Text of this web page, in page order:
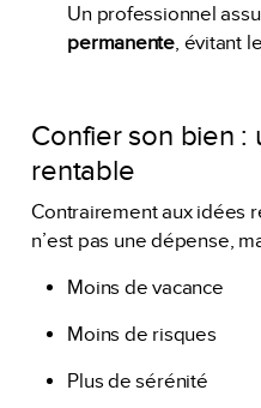
Un professionnel
permanente, évitant
Confier son bien :
rentable
Contrairement aux idées
n’est pas une dépense,
Moins de vacance
Moins de risques
Plus de sérénité